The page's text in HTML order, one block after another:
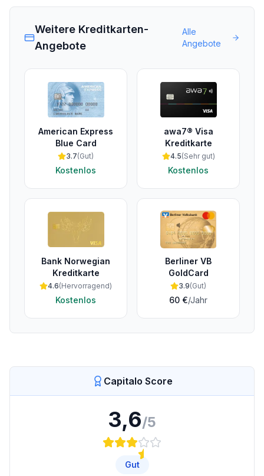
Weitere Kreditkarten-
Angebote
Alle
Angebote
American Express
Blue Card
3.7(Gut)
Kostenlos
awa7® Visa
Kreditkarte
4.5(Sehr gut)
Kostenlos
Bank Norwegian
Kreditkarte
4.6(Hervorragend)
Kostenlos
Berliner VB
GoldCard
3.9(Gut)
60 €/Jahr
Capitalo Score
3,6/5
Gut